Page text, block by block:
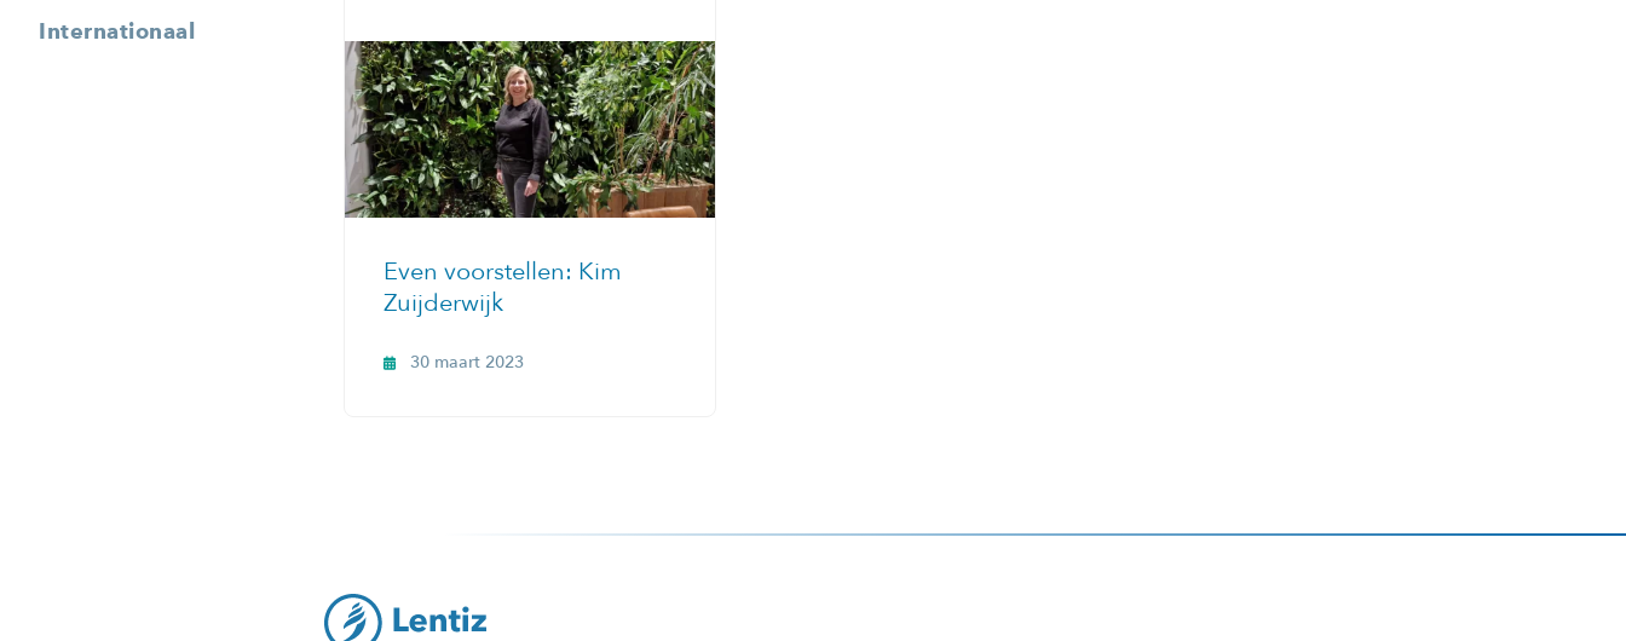
Internationaal
Even voorstellen: Kim
Zuijderwijk
30 maart 2023